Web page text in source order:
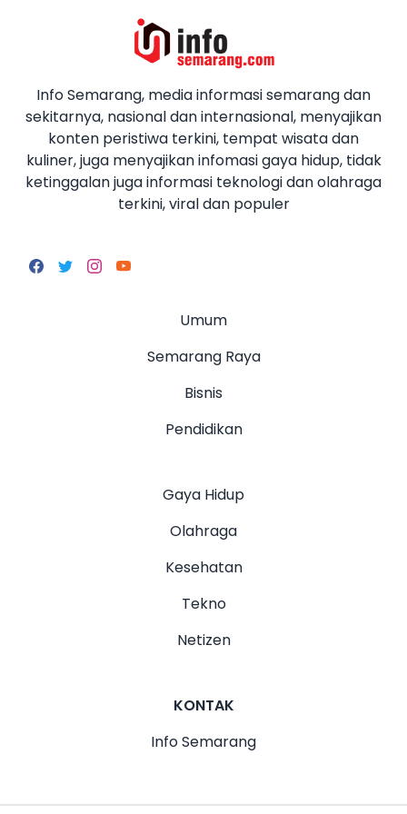
Info Semarang, media informasi semarang dan
sekitarnya, nasional dan internasional, menyajikan
konten peristiwa terkini, tempat wisata dan
kuliner, juga menyajikan infomasi gaya hidup, tidak
ketinggalan juga informasi teknologi dan olahraga
terkini, viral dan populer
Umum
Semarang Raya
Bisnis
Pendidikan
Gaya Hidup
Olahraga
Kesehatan
Tekno
Netizen
KONTAK
Info Semarang